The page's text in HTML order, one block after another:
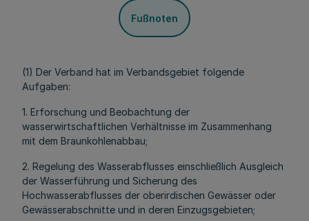
Fußnoten
(1) Der Verband hat im Verbandsgebiet folgende
Aufgaben:
1. Erforschung und Beobachtung der
wasserwirtschaftlichen Verhältnisse im Zusammenhang
mit dem Braunkohlenabbau;
2. Regelung des Wasserabflusses einschließlich Ausgleich
der Wasserführung und Sicherung des
Hochwasserabflusses der oberirdischen Gewässer oder
Gewässerabschnitte und in deren Einzugsgebieten;